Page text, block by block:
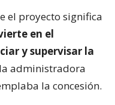
el proyecto significa
en el
y supervisar la
administradora
la concesión.